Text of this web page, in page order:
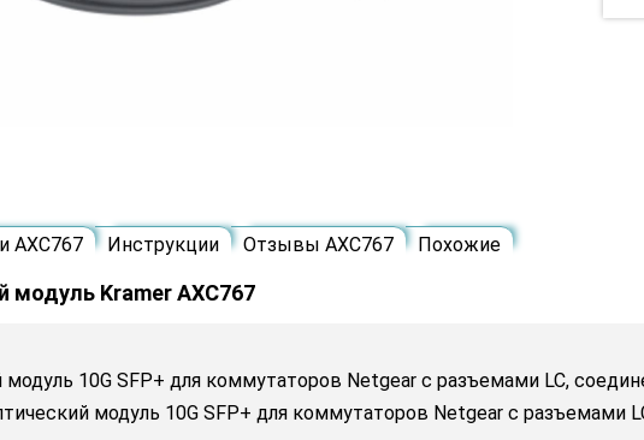
AXC767 Инструкции Отзывы AXC767 Похожие
Kramer AXC767
10G SFP+ для коммутаторов Netgear с разъемами LC,
модуль 10G SFP+ для коммутаторов Netgear с разъемами